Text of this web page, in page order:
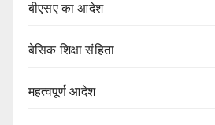
बीएसए का आदेश
बेसिक शिक्षा संहिता
महत्वपूर्ण आदेश